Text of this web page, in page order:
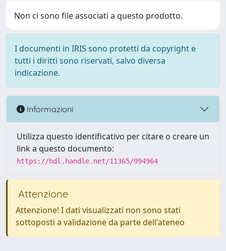
Non ci sono file associati a questo prodotto.
I documenti in IRIS sono protetti da copyright e
tutti i diritti sono riservati, salvo diversa
indicazione.
Informazioni
Utilizza questo identificativo per citare o creare un
link a questo documento:
https://hdl.handle.net/11365/994964
Attenzione
Attenzione! I dati visualizzati non sono stati
sottoposti a validazione da parte dell'ateneo